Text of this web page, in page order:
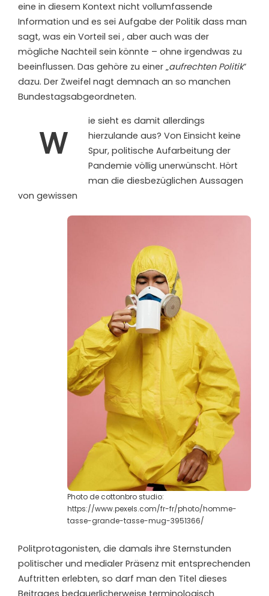
eine in diesem Kontext nicht vollumfassende
Information und es sei Aufgabe der Politik dass man
sagt, was ein Vorteil sei , aber auch was der
mögliche Nachteil sein könnte – ohne irgendwas zu
beeinflussen. Das gehöre zu einer „aufrechten Politik“
dazu. Der Zweifel nagt demnach an so manchen
Bundestagsabgeordneten.
W
ie sieht es damit allerdings
hierzulande aus? Von Einsicht keine
Spur, politische Aufarbeitung der
Pandemie völlig unerwünscht. Hört
man die diesbezüglichen Aussagen
von gewissen
Photo de cottonbro studio:
https://www.pexels.com/fr-fr/photo/homme-
tasse-grande-tasse-mug-3951366/
Politprotagonisten, die damals ihre Sternstunden
politischer und medialer Präsenz mit entsprechenden
Auftritten erlebten, so darf man den Titel dieses